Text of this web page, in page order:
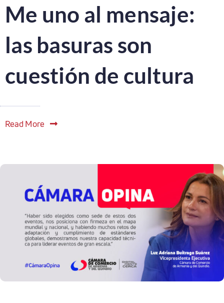
Me uno al mensaje:
las basuras son
cuestión de cultura
Read More